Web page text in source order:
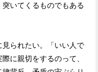
突いてくるものでもある
られたい。「いい人で
に親切をするのって、